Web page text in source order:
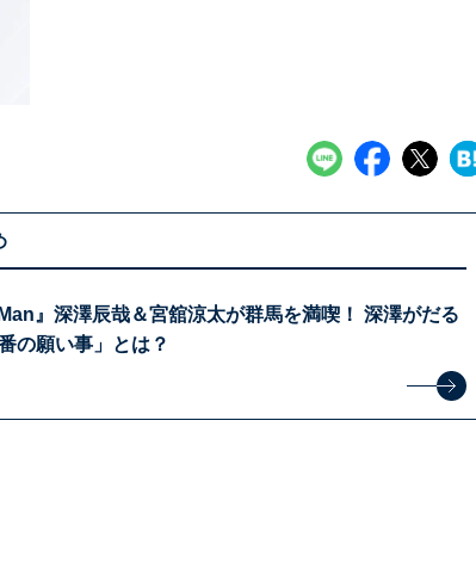
』深澤辰哉＆宮舘涼太が群馬を満喫！ 深澤がだる
の願い事」とは？